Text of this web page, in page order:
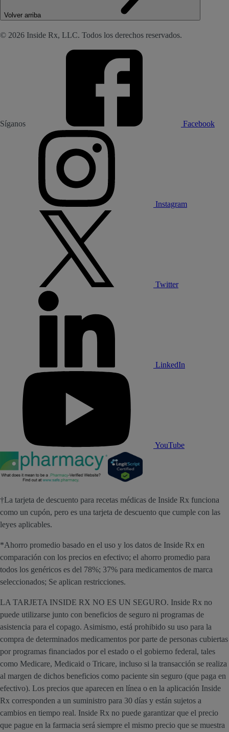
Volver arriba
© 2026 Inside Rx, LLC. Todos los derechos reservados.
Síganos Facebook
Instagram
Twitter
LinkedIn
YouTube
†La tarjeta de descuento para recetas médicas de Inside Rx funciona
como un cupón, pero es una tarjeta de descuento que cumple con las
leyes aplicables.
*Ahorro promedio basado en el uso y los datos de Inside Rx en
comparación con los precios en efectivo; el ahorro promedio para
todos los genéricos es del 78%; 37% para medicamentos de marca
seleccionados; Se aplican restricciones.
LA TARJETA INSIDE RX NO ES UN SEGURO. Inside Rx no
puede utilizarse junto con beneficios de seguro ni programas de
asistencia para el copago. Asimismo, está prohibido su uso para la
compra de determinados medicamentos por parte de personas cubiertas
por programas financiados por el estado o el gobierno federal, tales
como Medicare, Medicaid o Tricare, incluso si la transacción se realiza
al margen de dichos beneficios como paciente sin seguro (que paga en
efectivo). Los precios que aparecen en línea o en la aplicación Inside
Rx corresponden a un suministro para 30 días y están sujetos a
cambios en tiempo real. Inside Rx no puede garantizar que el precio
que pague en la farmacia será siempre el mismo precio que se muestra